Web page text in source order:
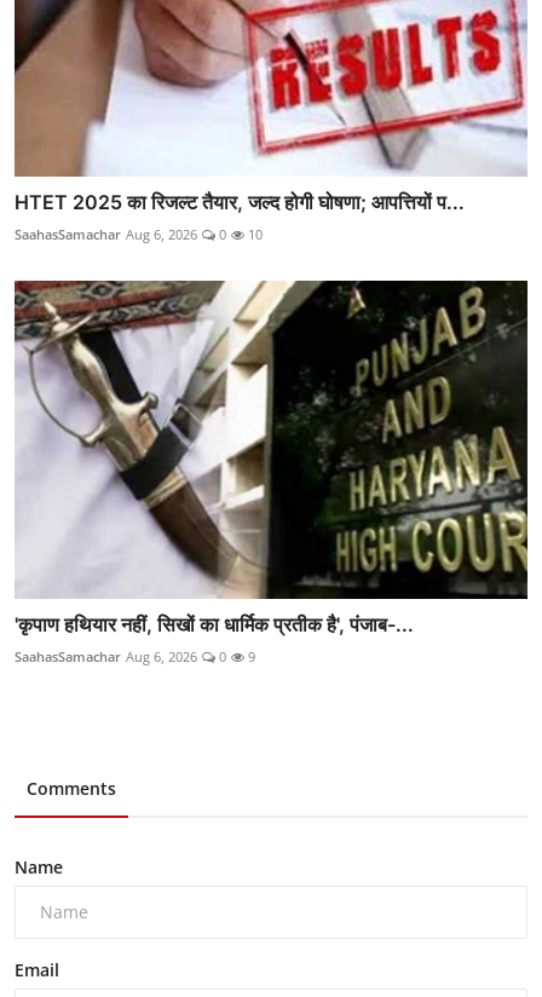
HTET 2025 का रिजल्ट तैयार, जल्द होगी घोषणा; आपत्तियों प...
SaahasSamachar Aug 6, 2026 0 10
'कृपाण हथियार नहीं, सिखों का धार्मिक प्रतीक है', पंजाब-...
SaahasSamachar Aug 6, 2026 0 9
Comments
Name
Email